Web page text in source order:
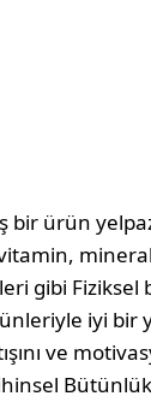
bir ürün
gibi Fiziksel
iyi bir
ve